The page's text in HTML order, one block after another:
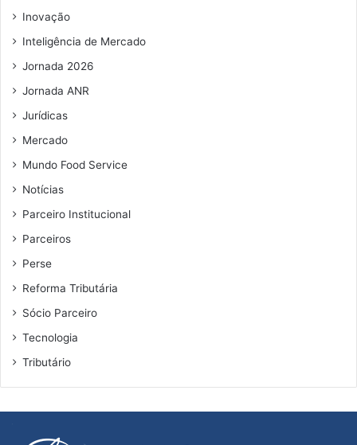
a
i
Inovação
Inteligência de Mercado
Jornada 2026
Jornada ANR
Jurídicas
Mercado
Mundo Food Service
Notícias
Parceiro Institucional
Parceiros
Perse
Reforma Tributária
Sócio Parceiro
Tecnologia
Tributário